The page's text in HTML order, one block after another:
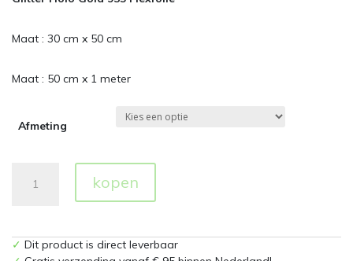
Maat : 30 cm x 50 cm
Maat : 50 cm x 1 meter
Afmeting
Flexfolie
aantal
kopen
✓ Dit product is direct leverbaar